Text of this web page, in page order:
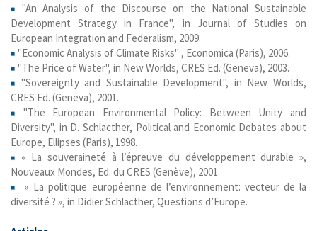
"An Analysis of the Discourse on the National Sustainable
Development Strategy in France", in Journal of Studies on
European Integration and Federalism, 2009.
"Economic Analysis of Climate Risks" , Economica (Paris), 2006.
"The Price of Water", in New Worlds, CRES Ed. (Geneva), 2003.
"Sovereignty and Sustainable Development", in New Worlds,
CRES Ed. (Geneva), 2001.
"The European Environmental Policy: Between Unity and
Diversity", in D. Schlacther, Political and Economic Debates about
Europe, Ellipses (Paris), 1998.
« La souveraineté à l’épreuve du développement durable »,
Nouveaux Mondes, Ed. du CRES (Genève), 2001
« La politique européenne de l’environnement: vecteur de la
diversité ? », in Didier Schlacther, Questions d’Europe.